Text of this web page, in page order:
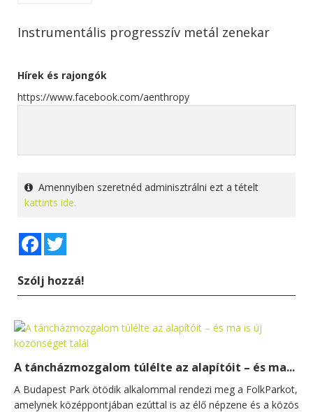
Instrumentális progresszív metál zenekar
Hírek és rajongók
https://www.facebook.com/aenthropy
Amennyiben szeretnéd adminisztrálni ezt a tételt
kattints ide.
Facebook
Szólj hozzá!
A táncházmozgalom túlélte az alapítóit – és ma...
A Budapest Park ötödik alkalommal rendezi meg a FolkParkot,
amelynek középpontjában ezúttal is az élő népzene és a közös